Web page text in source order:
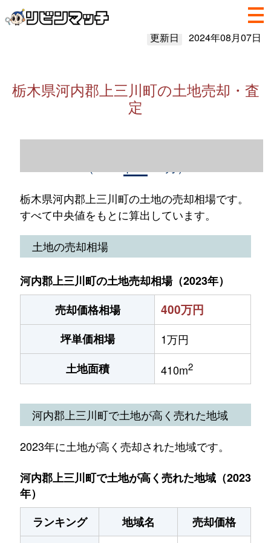
更新日 2024年08月07日
栃木県河内郡上三川町の土地売却・査
定
栃木県河内郡上三川町の土地の売却相場です。
すべて中央値をもとに算出しています。
土地の売却相場
河内郡上三川町の土地売却相場（2023年）
売却価格相場
400万円
坪単価相場
1万円
土地面積
410m2
河内郡上三川町で土地が高く売れた地域
2023年に土地が高く売却された地域です。
河内郡上三川町で土地が高く売れた地域（2023
年）
ランキング
地域名
売却価格